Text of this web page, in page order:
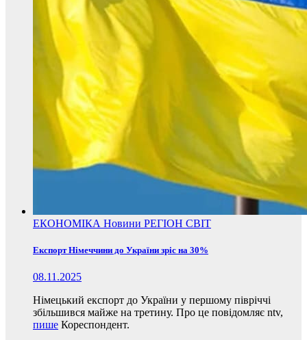
ЕКОНОМІКА Новини РЕГІОН СВІТ
Експорт Німеччини до України зріс на 30%
08.11.2025
Німецький експорт до України у першому півріччі
збільшився майже на третину. Про це повідомляє ntv,
пише Кореспондент.